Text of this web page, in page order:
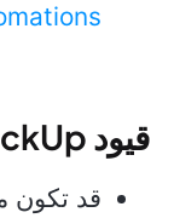
قيود ClickUp
قد تكون